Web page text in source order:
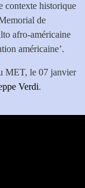
contexte historique
de
afro-américaine
américaine’.
MET, le 07 janvier
Verdi.